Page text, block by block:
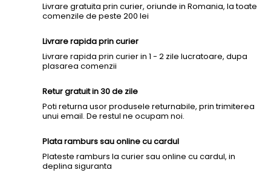
Livrare gratuita prin curier, oriunde in Romania, la toate
comenzile de peste 200 lei
Livrare rapida prin curier
Livrare rapida prin curier in 1 - 2 zile lucratoare, dupa
plasarea comenzii
Retur gratuit in 30 de zile
Poti returna usor produsele returnabile, prin trimiterea
unui email. De restul ne ocupam noi.
Plata ramburs sau online cu cardul
Plateste ramburs la curier sau online cu cardul, in
deplina siguranta